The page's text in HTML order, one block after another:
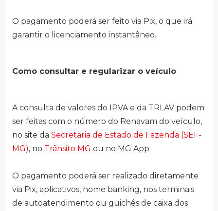
O pagamento poderá ser feito via Pix, o que irá
garantir o licenciamento instantâneo.
Como consultar e regularizar o veículo
A consulta de valores do IPVA e da TRLAV podem
ser feitas com o número do Renavam do veículo,
no site da Secretaria de Estado de Fazenda (SEF-
MG), no Trânsito MG ou no MG App.
O pagamento poderá ser realizado diretamente
via Pix, aplicativos, home banking, nos terminais
de autoatendimento ou guichês de caixa dos